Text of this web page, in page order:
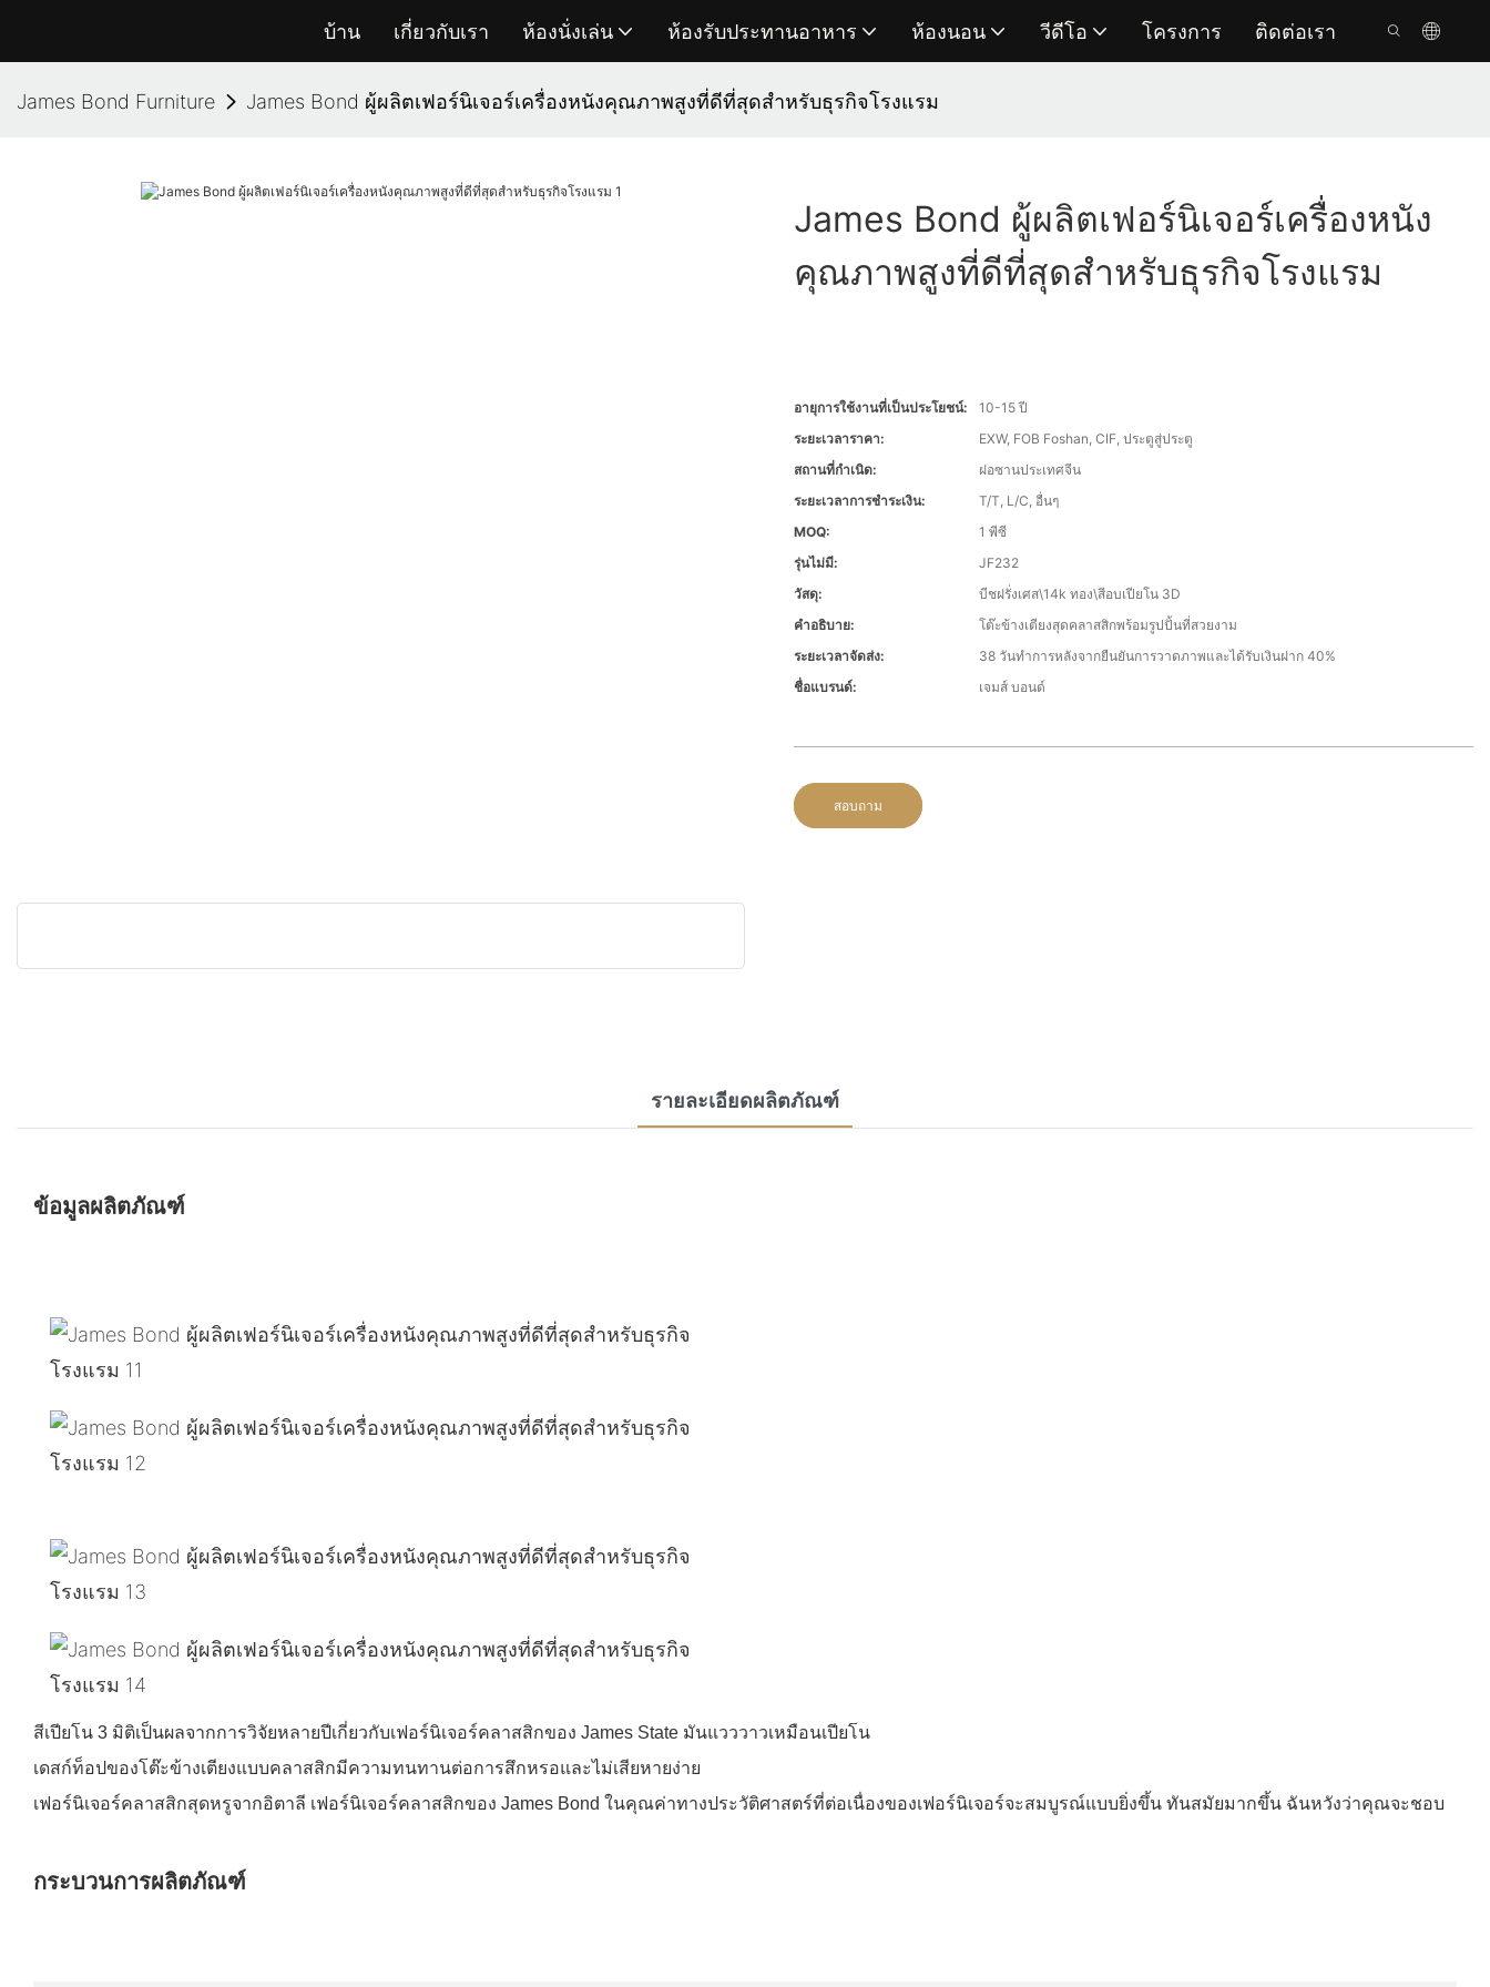
บ้าน เกี่ยวกับเรา ห้องนั่งเล่น ห้องรับประทานอาหาร ห้องนอน วีดีโอ โครงการ ติดต่อเรา
James Bond Furniture James Bond ผู้ผลิตเฟอร์นิเจอร์เครื่องหนังคุณภาพสูงที่ดีที่สุดสำหรับธุรกิจโรงแรม
James Bond ผู้ผลิตเฟอร์นิเจอร์เครื่องหนัง
คุณภาพสูงที่ดีที่สุดสำหรับธุรกิจโรงแรม
อายุการใช้งานที่เป็นประโยชน์:
10-15 ปี
ระยะเวลาราคา:
EXW, FOB Foshan, CIF, ประตูสู่ประตู
สถานที่กำเนิด:
ฝอซานประเทศจีน
ระยะเวลาการชำระเงิน:
T/T, L/C, อื่นๆ
MOQ:
1 พีซี
รุ่นไม่มี:
JF232
วัสดุ:
บีชฝรั่งเศส\14k ทอง\สีอบเปียโน 3D
คำอธิบาย:
โต๊ะข้างเตียงสุดคลาสสิกพร้อมรูปปั้นที่สวยงาม
ระยะเวลาจัดส่ง:
38 วันทำการหลังจากยืนยันการวาดภาพและได้รับเงินฝาก 40%
ชื่อแบรนด์:
เจมส์ บอนด์
สอบถาม
รายละเอียดผลิตภัณฑ์
ข้อมูลผลิตภัณฑ์
สีเปียโน 3 มิติเป็นผลจากการวิจัยหลายปีเกี่ยวกับเฟอร์นิเจอร์คลาสสิกของ James State มันแวววาวเหมือนเปียโน
เดสก์ท็อปของโต๊ะข้างเตียงแบบคลาสสิกมีความทนทานต่อการสึกหรอและไม่เสียหายง่าย
เฟอร์นิเจอร์คลาสสิกสุดหรูจากอิตาลี เฟอร์นิเจอร์คลาสสิกของ James Bond ในคุณค่าทางประวัติศาสตร์ที่ต่อเนื่องของเฟอร์นิเจอร์จะสมบูรณ์แบบยิ่งขึ้น ทันสมัยมากขึ้น ฉันหวังว่าคุณจะชอบ
กระบวนการผลิตภัณฑ์